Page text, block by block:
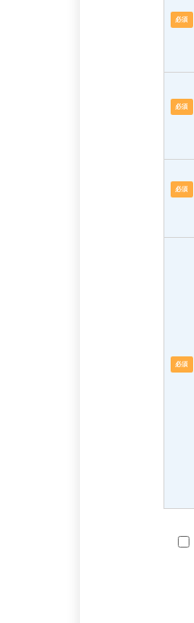
必須
必須
必須
必須